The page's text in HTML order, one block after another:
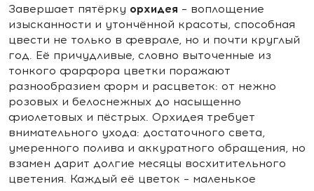
Завершает пятёрку орхидея – воплощение
изысканности и утончённой красоты, способная
цвести не только в феврале, но и почти круглый
год. Её причудливые, словно выточенные из
тонкого фарфора цветки поражают
разнообразием форм и расцветок: от нежно
розовых и белоснежных до насыщенно
фиолетовых и пёстрых. Орхидея требует
внимательного ухода: достаточного света,
умеренного полива и аккуратного обращения, но
взамен дарит долгие месяцы восхитительного
цветения. Каждый её цветок – маленькое